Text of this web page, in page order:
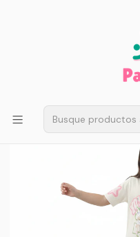
Compras sobre
Polera Larga Huntrix K-